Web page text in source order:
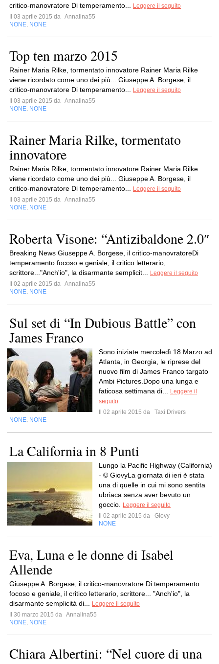
critico-manovratore Di temperamento...
Leggere il seguito
Il 03 aprile 2015 da Annalina55
NONE NONE
Top ten marzo 2015
Rainer Maria Rilke, tormentato innovatore Rainer Maria Rilke
viene ricordato come uno dei più... Giuseppe A. Borgese, il
critico-manovratore Di temperamento...
Leggere il seguito
Il 03 aprile 2015 da Annalina55
NONE NONE
Rainer Maria Rilke, tormentato
innovatore
Rainer Maria Rilke, tormentato innovatore Rainer Maria Rilke
viene ricordato come uno dei più... Giuseppe A. Borgese, il
critico-manovratore Di temperamento...
Leggere il seguito
Il 03 aprile 2015 da Annalina55
NONE NONE
Roberta Visone: “Antizibaldone 2.0″
Breaking News Giuseppe A. Borgese, il critico-manovratoreDi
temperamento focoso e geniale, il critico letterario,
scrittore..."Anch'io", la disarmante semplicit...
Leggere il seguito
Il 02 aprile 2015 da Annalina55
NONE NONE
Sul set di “In Dubious Battle” con
James Franco
Sono iniziate mercoledì 18 Marzo ad
Atlanta, in Georgia, le riprese del
nuovo film di James Franco targato
Ambi Pictures.Dopo una lunga e
faticosa settimana di...
Leggere il
seguito
Il 02 aprile 2015 da
Taxi Drivers
NONE NONE
La California in 8 Punti
Lungo la Pacific Highway (California)
- © GiovyLa giornata di ieri è stata
una di quelle in cui mi sono sentita
ubriaca senza aver bevuto un
goccio.
Leggere il seguito
Il 02 aprile 2015 da
Giovy
NONE
Eva, Luna e le donne di Isabel
Allende
Giuseppe A. Borgese, il critico-manovratore Di temperamento
focoso e geniale, il critico letterario, scrittore... "Anch'io", la
disarmante semplicità di...
Leggere il seguito
Il 30 marzo 2015 da Annalina55
NONE NONE
Chiara Albertini: “Nel cuore di una